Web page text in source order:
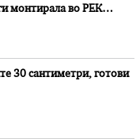
монтирала во РЕК
30 сантиметри, готови